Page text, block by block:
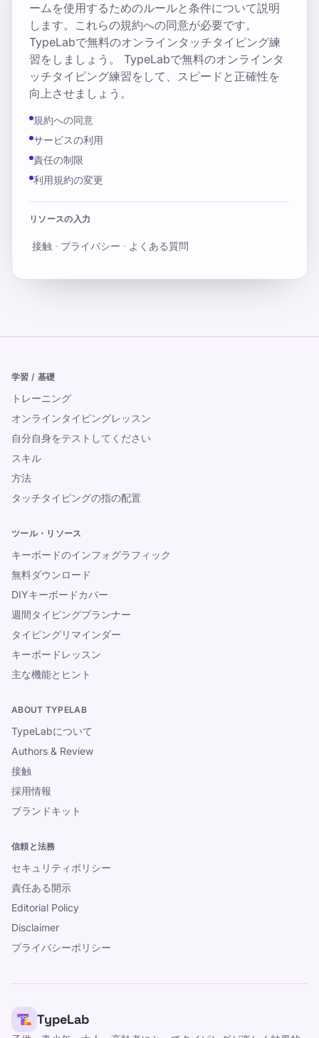
ームを使用するためのルールと条件について説明
します。これらの規約への同意が必要です。
TypeLabで無料のオンラインタッチタイピング練
習をしましょう。 TypeLabで無料のオンラインタ
ッチタイピング練習をして、スピードと正確性を
向上させましょう。
規約への同意
サービスの利用
責任の制限
利用規約の変更
リソースの入力
接触 · プライバシー · よくある質問
学習 / 基礎
トレーニング
オンラインタイピングレッスン
自分自身をテストしてください
スキル
方法
タッチタイピングの指の配置
ツール・リソース
キーボードのインフォグラフィック
無料ダウンロード
DIYキーボードカバー
週間タイピングプランナー
タイピングリマインダー
キーボードレッスン
主な機能とヒント
ABOUT TYPELAB
TypeLabについて
Authors & Review
接触
採用情報
ブランドキット
信頼と法務
セキュリティポリシー
責任ある開示
Editorial Policy
Disclaimer
プライバシーポリシー
TypeLab